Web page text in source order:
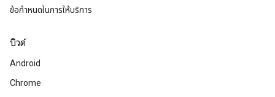
ข้อกำหนดในการให้บริการ
บิวด์
Android
Chrome